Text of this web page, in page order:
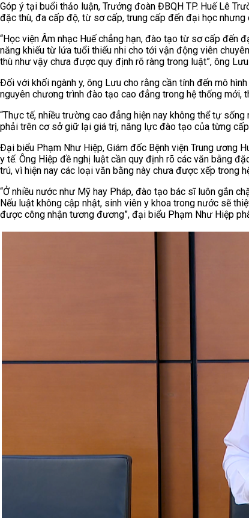
Góp ý tại buổi thảo luận, Trưởng đoàn ĐBQH TP. Huế Lê
đặc thù, đa cấp độ, từ sơ cấp, trung cấp đến đại học
“Học viện Âm nhạc Huế chẳng hạn, đào tạo từ sơ cấp đến
năng khiếu từ lứa tuổi thiếu nhi cho tới vận động viên
thù như vậy chưa được quy định rõ ràng trong luật”, ông
Đối với khối ngành y, ông Lưu cho rằng cần tính đến mô
nguyên chương trình đào tạo cao đẳng trong hệ thống mới,
“Thực tế, nhiều trường cao đẳng hiện nay không thể tự
phải trên cơ sở giữ lại giá trị, năng lực đào tạo của từng cấp
Đại biểu Phạm Như Hiệp, Giám đốc Bệnh viện Trung ương
y tế. Ông Hiệp đề nghị luật cần quy định rõ các văn bằng
trú, vì hiện nay các loại văn bằng này chưa được xếp trong
“Ở nhiều nước như Mỹ hay Pháp, đào tạo bác sĩ luôn gắn
Nếu luật không cập nhật, sinh viên y khoa trong nước sẽ
được công nhận tương đương”, đại biểu Phạm Như Hiệp